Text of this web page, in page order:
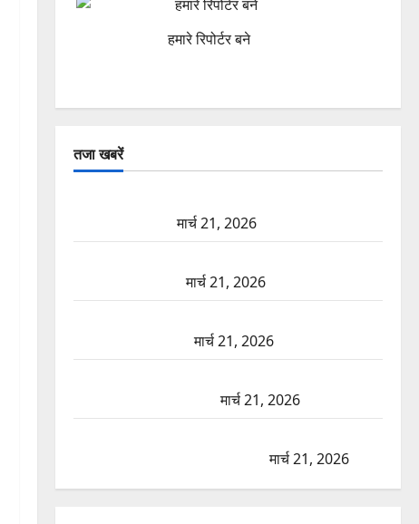
हमारे रिपोर्टर बने
तजा खबरें
मार्च 21, 2026
मार्च 21, 2026
मार्च 21, 2026
मार्च 21, 2026
मार्च 21, 2026